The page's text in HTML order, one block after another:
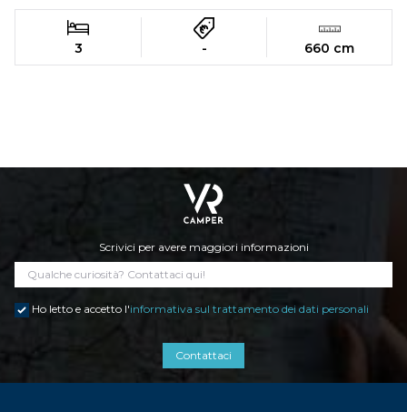
3 - 660 cm
Scrivici per avere maggiori informazioni
Ho letto e accetto l'informativa sul trattamento dei dati personali
Contattaci